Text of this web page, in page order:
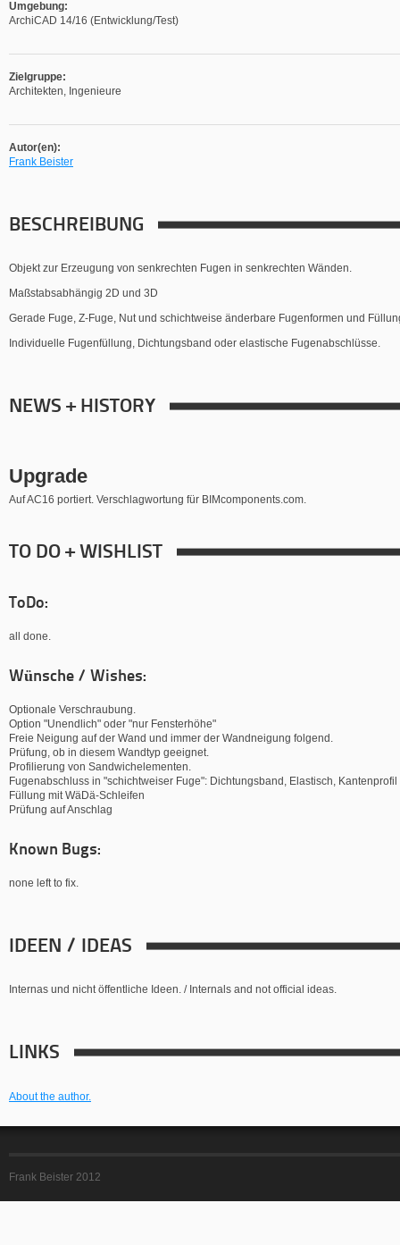
Umgebung:
ArchiCAD 14/16 (Entwicklung/Test)
Zielgruppe:
Architekten, Ingenieure
Autor(en):
Frank Beister
BESCHREIBUNG
Objekt zur Erzeugung von senkrechten Fugen in senkrechten Wänden.
Maßstabsabhängig 2D und 3D
Gerade Fuge, Z-Fuge, Nut und schichtweise änderbare Fugenformen und
Individuelle Fugenfüllung, Dichtungsband oder elastische Fugenabschlüsse.
NEWS + HISTORY
Upgrade
Auf AC16 portiert. Verschlagwortung für BIMcomponents.com.
TO DO + WISHLIST
ToDo:
all done.
Wünsche / Wishes:
Optionale Verschraubung.
Option "Unendlich" oder "nur Fensterhöhe"
Freie Neigung auf der Wand und immer der Wandneigung folgend.
Prüfung, ob in diesem Wandtyp geeignet.
Profilierung von Sandwichelementen.
Fugenabschluss in "schichtweiser Fuge": Dichtungsband, Elastisch,
Füllung mit WäDä-Schleifen
Prüfung auf Anschlag
Known Bugs:
none left to fix.
IDEEN / IDEAS
Internas und nicht öffentliche Ideen. / Internals and not official ideas.
LINKS
About the author.
Frank Beister 2012